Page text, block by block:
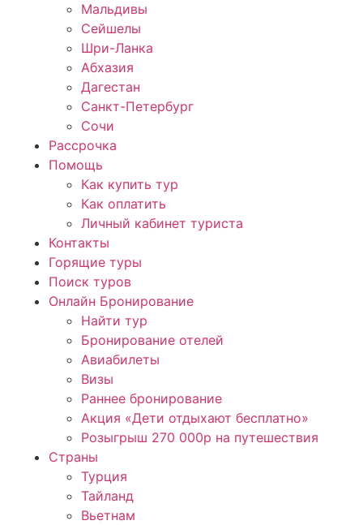
Мальдивы
Сейшелы
Шри-Ланка
Абхазия
Дагестан
Санкт-Петербург
Сочи
Рассрочка
Помощь
Как купить тур
Как оплатить
Личный кабинет туриста
Контакты
Горящие туры
Поиск туров
Онлайн Бронирование
Найти тур
Бронирование отелей
Авиабилеты
Визы
Раннее бронирование
Акция «Дети отдыхают бесплатно»
Розыгрыш 270 000р на путешествия
Страны
Турция
Тайланд
Вьетнам